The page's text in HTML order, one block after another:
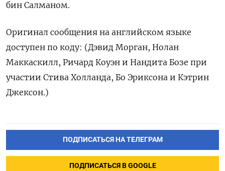
бин Салманом.
Оригинал сообщения на английском языке
доступен по коду: (Дэвид Морган, Нолан
Маккаскилл, Ричард Коуэн и Нандита Бозе при
участии Стива Холланда, Бо Эриксона и Кэтрин
Джексон.)
ПОДПИСАТЬСЯ НА ТЕЛЕГРАМ
ПОДПИСАТЬСЯ В GOOGLE